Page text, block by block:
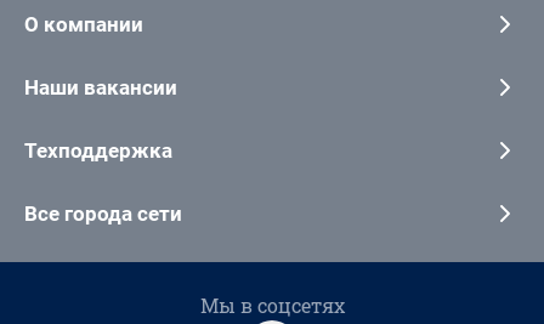
О компании
Наши вакансии
Техподдержка
Все города сети
Мы в соцсетях